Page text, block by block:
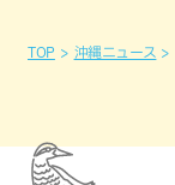
TOP 沖縄ニュース